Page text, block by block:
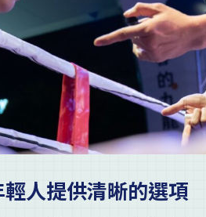
人提供清晰的選項